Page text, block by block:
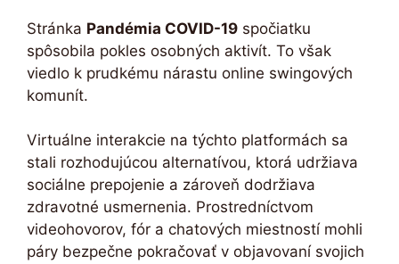
Stránka Pandémia COVID-19 spočiatku
spôsobila pokles osobných aktivít. To však
viedlo k prudkému nárastu online swingových
komunít.
Virtuálne interakcie na týchto platformách sa
stali rozhodujúcou alternatívou, ktorá udržiava
sociálne prepojenie a zároveň dodržiava
zdravotné usmernenia. Prostredníctvom
videohovorov, fór a chatových miestností mohli
páry bezpečne pokračovať v objavovaní svojich